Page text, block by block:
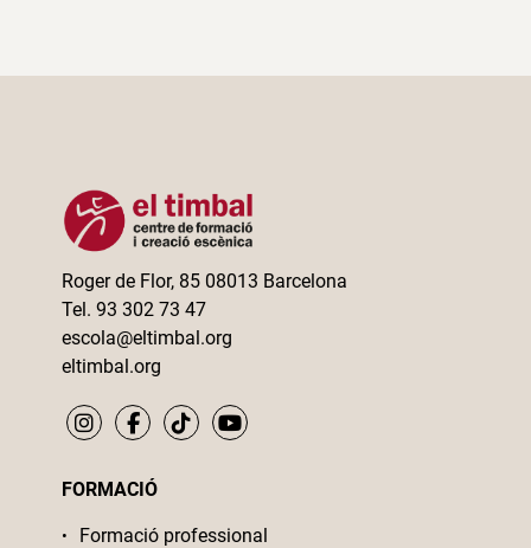
Roger de Flor, 85 08013 Barcelona
Tel. 93 302 73 47
escola@eltimbal.org
eltimbal.org
FORMACIÓ
Formació professional